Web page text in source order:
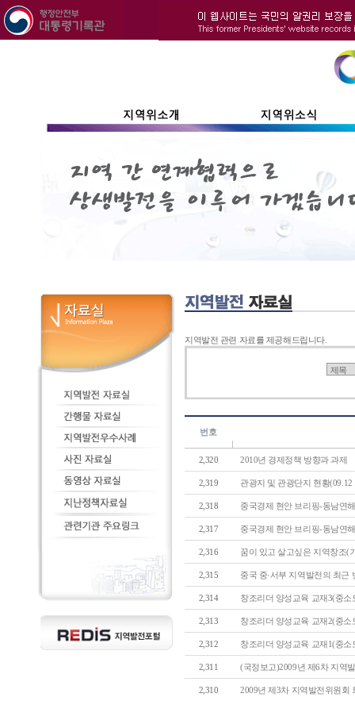
지역발전 관련 자료를 제공해드립니다.
번호
2,320 2010년 경제정책 방향과 과제
2,319 관광지 및 관광단지 현황(09.12
2,318 중국경제 현안 브리핑-동남연
2,317 중국경제 현안 브리핑-동남연
2,316 꿈이 있고 살고싶은 지역창조(
2,315 중국 중·서부 지역발전의 최근
2,314 창조리더 양성교육 교재3(중소
2,313 창조리더 양성교육 교재2(중소
2,312 창조리더 양성교육 교재1(중소
2,311 (국정보고)2009년 제6차 지역
2,310 2009년 제3차 지역발전위원회